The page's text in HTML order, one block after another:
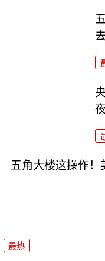
五角大楼这操作！
最热